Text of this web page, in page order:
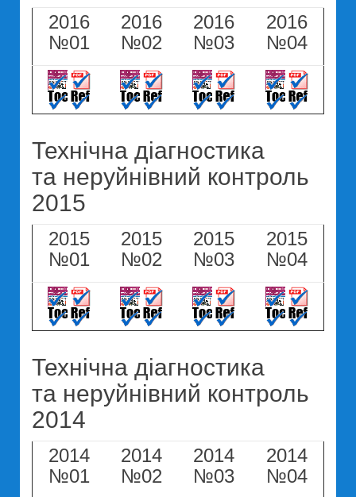
2016
№01
2016
№02
2016
№03
2016
№04
Технічна діагностика
та неруйнівний контроль
2015
2015
№01
2015
№02
2015
№03
2015
№04
Технічна діагностика
та неруйнівний контроль
2014
2014
№01
2014
№02
2014
№03
2014
№04